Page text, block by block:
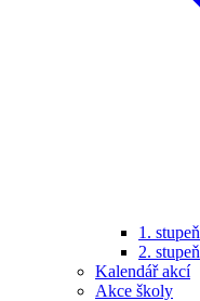
1. stupeň
2. stupeň
Kalendář akcí
Akce školy